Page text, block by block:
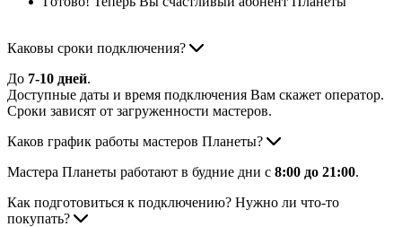
Каковы сроки подключения?
До 7-10 дней.
Доступные даты и время подключения Вам скажет оператор.
Сроки зависят от загруженности мастеров.
Каков график работы мастеров Планеты?
Мастера Планеты работают в будние дни с 8:00 до 21:00.
Как подготовиться к подключению? Нужно ли что-то
покупать?